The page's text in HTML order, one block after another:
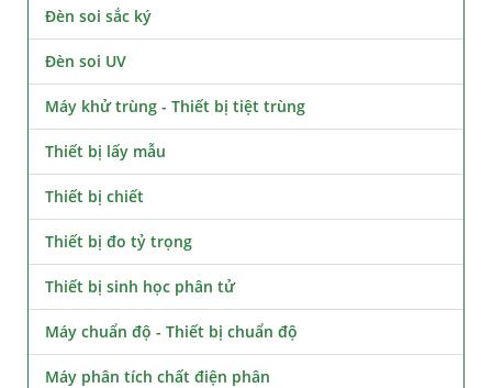
Đèn soi sắc ký
Đèn soi UV
Máy khử trùng - Thiết bị tiệt trùng
Thiết bị lấy mẫu
Thiết bị chiết
Thiết bị đo tỷ trọng
Thiết bị sinh học phân tử
Máy chuẩn độ - Thiết bị chuẩn độ
Máy phân tích chất điện phân